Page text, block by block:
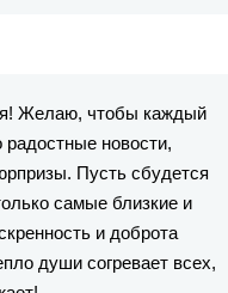
Желаю, чтобы каждый
новости,
Пусть сбудется
самые близкие и
и доброта
души согревает всех,